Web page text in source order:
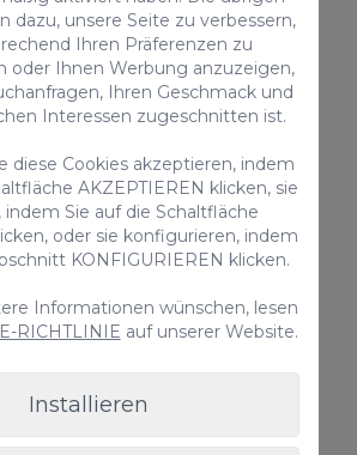
Gemeinschaftspool
/ Nacht
Villa
dazu, unsere Seite zu verbessern,
Ihren Präferenzen zu
oder Ihnen Werbung anzuzeigen,
Ihren Geschmack und
Interessen zugeschnitten ist.
diese Cookies akzeptieren, indem
AKZEPTIEREN klicken, sie
indem Sie auf die Schaltfläche
oder sie konfigurieren, indem
KONFIGURIEREN klicken.
Informationen wünschen, lesen
RICHTLINIE auf unserer Website.
Installieren